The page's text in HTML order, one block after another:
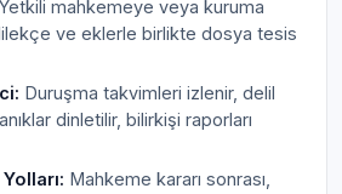
Yetkili mahkemeye veya kuruma
ve eklerle birlikte dosya tesis
Duruşma takvimleri izlenir, delil
dinletilir, bilirkişi raporları
Mahkeme kararı sonrası,